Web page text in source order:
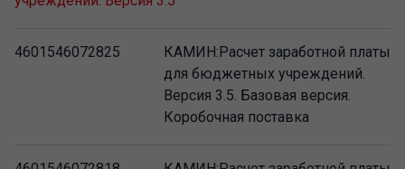
4601546072825
КАМИН:Расчет заработной платы
для бюджетных учреждений.
Версия 3.5. Базовая версия.
Коробочная поставка